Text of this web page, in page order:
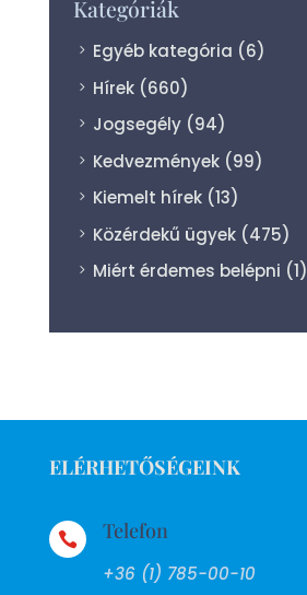
Kategóriák
Egyéb kategória (6)
Hírek (660)
Jogsegély (94)
Kedvezmények (99)
Kiemelt hírek (13)
Közérdekű ügyek (475)
Miért érdemes belépni (1)
ELÉRHETŐSÉGEINK
 Telefon
+36 (1) 785-00-10